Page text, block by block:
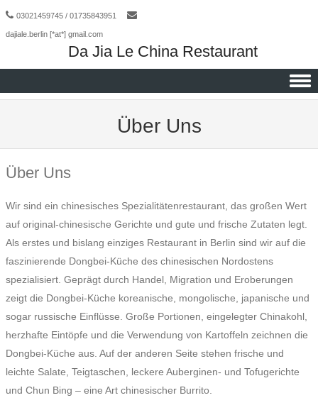
03021459745 / 01735843951
dajiale.berlin [*at*] gmail.com
Da Jia Le China Restaurant
Skip to content
Über Uns
Über Uns
Wir sind ein chinesisches Spezialitätenrestaurant, das großen Wert
auf original-chinesische Gerichte und gute und frische Zutaten legt.
Als erstes und bislang einziges Restaurant in Berlin sind wir auf die
faszinierende Dongbei-Küche des chinesischen Nordostens
spezialisiert. Geprägt durch Handel, Migration und Eroberungen
zeigt die Dongbei-Küche koreanische, mongolische, japanische und
sogar russische Einflüsse. Große Portionen, eingelegter Chinakohl,
herzhafte Eintöpfe und die Verwendung von Kartoffeln zeichnen die
Dongbei-Küche aus. Auf der anderen Seite stehen frische und
leichte Salate, Teigtaschen, leckere Auberginen- und Tofugerichte
und Chun Bing – eine Art chinesischer Burrito.